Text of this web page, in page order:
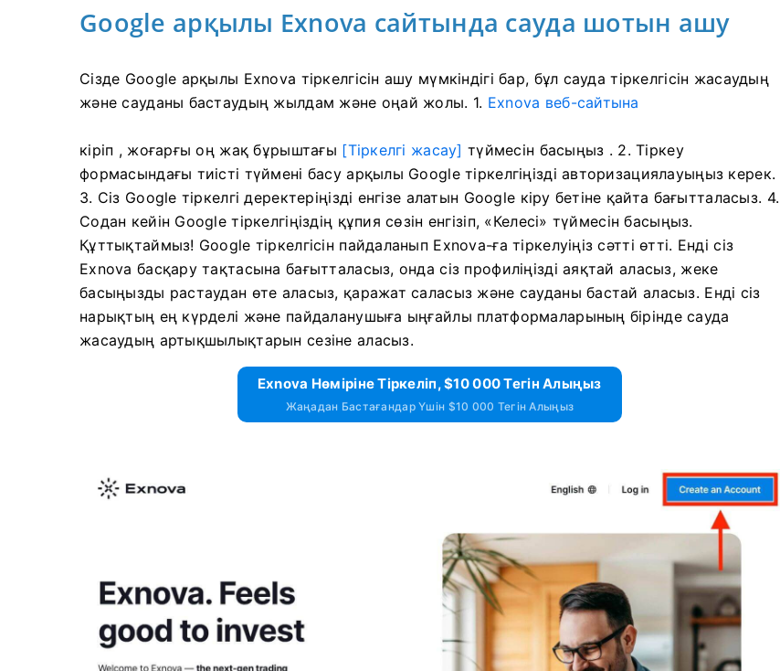
Google арқылы Exnova сайтында сауда шотын ашу
Сізде Google арқылы Exnova тіркелгісін ашу мүмкіндігі бар, бұл сауда тіркелгісін жасаудың
және сауданы бастаудың жылдам және оңай жолы. 1. Exnova веб-сайтына
кіріп , жоғарғы оң жақ бұрыштағы [Тіркелгі жасау] түймесін басыңыз . 2. Тіркеу
формасындағы тиісті түймені басу арқылы Google тіркелгіңізді авторизациялауыңыз керек.
3. Сіз Google тіркелгі деректеріңізді енгізе алатын Google кіру бетіне қайта бағытталасыз. 4.
Содан кейін Google тіркелгіңіздің құпия сөзін енгізіп, «Келесі» түймесін басыңыз.
Құттықтаймыз! Google тіркелгісін пайдаланып Exnova-ға тіркелуіңіз сәтті өтті. Енді сіз
Exnova басқару тақтасына бағытталасыз, онда сіз профиліңізді аяқтай аласыз, жеке
басыңызды растаудан өте аласыз, қаражат саласыз және сауданы бастай аласыз. Енді сіз
нарықтың ең күрделі және пайдаланушыға ыңғайлы платформаларының бірінде сауда
жасаудың артықшылықтарын сезіне аласыз.
Exnova Нөміріне Тіркеліп, $10 000 Тегін Алыңыз
Жаңадан Бастағандар Үшін $10 000 Тегін Алыңыз